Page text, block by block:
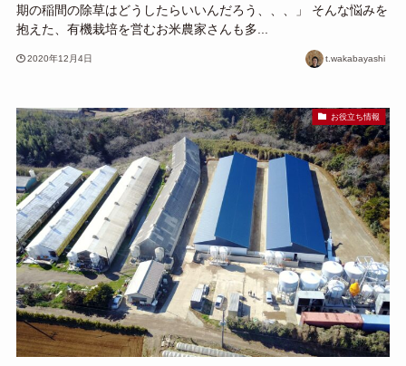
期の稲間の除草はどうしたらいいんだろう、、、」 そんな悩みを
抱えた、有機栽培を営むお米農家さんも多...
2020年12月4日 t.wakabayashi
お役立ち情報